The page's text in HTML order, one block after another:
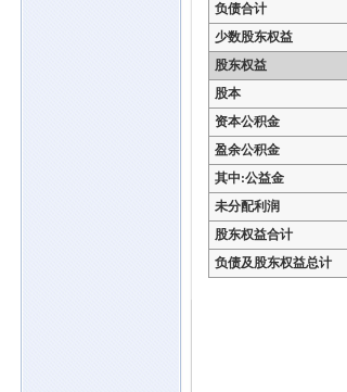
负债合计
少数股东权益
股东权益
股本
资本公积金
盈余公积金
其中:公益金
未分配利润
股东权益合计
负债及股东权益总计